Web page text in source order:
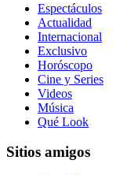
Espectáculos
Actualidad
Internacional
Exclusivo
Horóscopo
Cine y Series
Videos
Música
Qué Look
Sitios amigos